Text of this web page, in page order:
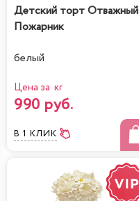
Детский торт Отважный
Пожарник
белый
Цена за кг
990 руб.
В 1 КЛИК